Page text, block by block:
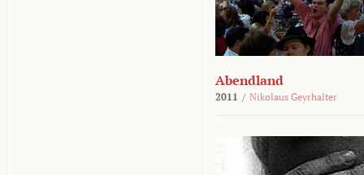
Abendland
2011 / Nikolaus Geyrhalter